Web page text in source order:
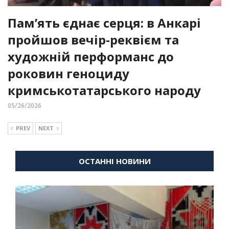
Пам’ять єднає серця: в Анкарі
пройшов вечір-реквієм та
художній перформанс до
роковин геноциду
кримськотатарського народу
05/26/2026
PREV NEXT
ОСТАННІ НОВИНИ
ДІАСПОРА КУЛЬТУРНІ ТОВАРИСТВА
НОВИНИ